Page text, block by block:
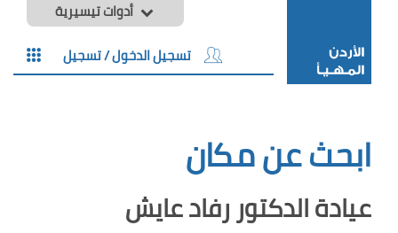
أدوات تيسيرية
تسجيل الدخول / تسجيل
ابحث عن مكان
عيادة الدكتور رفاد عايش